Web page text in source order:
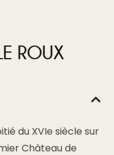
ROUX
du XVIe siècle sur
Château de